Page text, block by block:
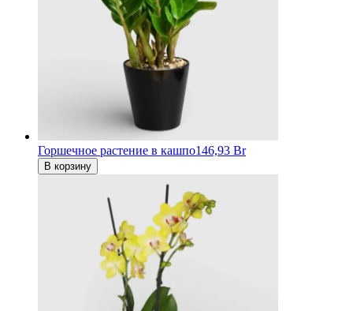
Горшечное растение в кашпо146,93 Br
В корзину